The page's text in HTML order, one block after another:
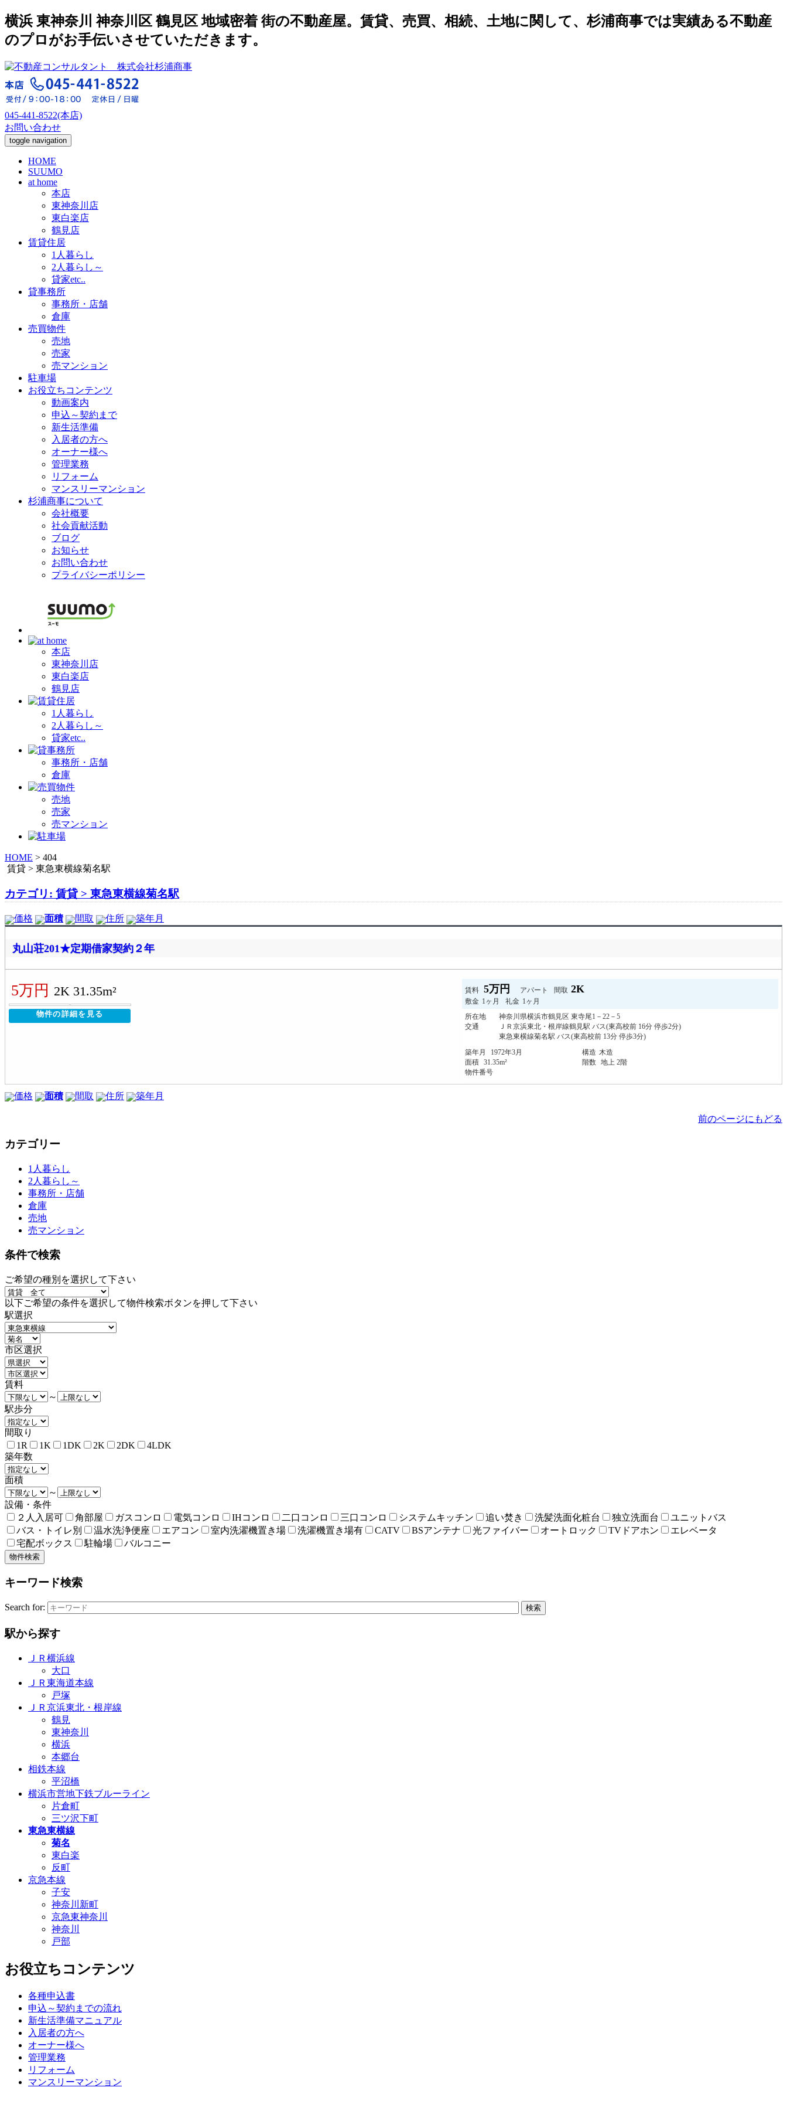
横浜 東神奈川 神奈川区 鶴見区 地域密着 街の不動産屋。賃貸、売買、相続、土地に関して、杉浦商事では実績ある不動産
のプロがお手伝いさせていただきます。
045-441-8522(本店)
お問い合わせ
toggle navigation
HOME
SUUMO
at home
本店
東神奈川店
東白楽店
鶴見店
賃貸住居
1人暮らし
2人暮らし～
貸家etc..
貸事務所
事務所・店舗
倉庫
売買物件
売地
売家
売マンション
駐車場
お役立ちコンテンツ
動画案内
申込～契約まで
新生活準備
入居者の方へ
オーナー様へ
管理業務
リフォーム
マンスリーマンション
杉浦商事について
会社概要
社会貢献活動
ブログ
お知らせ
お問い合わせ
プライバシーポリシー
本店
東神奈川店
東白楽店
鶴見店
1人暮らし
2人暮らし～
貸家etc..
事務所・店舗
倉庫
売地
売家
売マンション
HOME > 404
賃貸 > 東急東横線菊名駅
カテゴリ: 賃貸 > 東急東横線菊名駅
価格 面積 間取 住所 築年月
丸山荘201★定期借家契約２年
5万円 2K 31.35m²
物件の詳細を見る
賃料 5万円 アパート 間取 2K
敷金 1ヶ月 礼金 1ヶ月
所在地
神奈川県横浜市鶴見区 東寺尾1－22－5
交通
ＪＲ京浜東北・根岸線鶴見駅 バス(東高校前 16分 停歩2分)
東急東横線菊名駅 バス(東高校前 13分 停歩3分)
築年月
1972年3月 構造 木造
面積 31.35m² 階数 地上 2階
物件番号
価格 面積 間取 住所 築年月
前のページにもどる
カテゴリー
1人暮らし
2人暮らし～
事務所・店舗
倉庫
売地
売マンション
条件で検索
ご希望の種別を選択して下さい
以下ご希望の条件を選択して物件検索ボタンを押して下さい
駅選択
市区選択
賃料
～
駅歩分
間取り
1R
1K 1DK 2K 2DK
4LDK
築年数
面積
～
設備・条件
２人入居可
角部屋 ガスコンロ 電気コンロ IHコンロ 二口コンロ 三口コンロ システムキッチン 追い焚き 洗髪洗面化粧台 独立洗面台
ユニットバス
バス・トイレ別
温水洗浄便座 エアコン 室内洗濯機置き場 洗濯機置き場有 CATV BSアンテナ 光ファイバー オートロック TVドアホン
エレベータ
宅配ボックス
駐輪場 バルコニー
キーワード検索
Search for:
駅から探す
ＪＲ横浜線
大口
ＪＲ東海道本線
戸塚
ＪＲ京浜東北・根岸線
鶴見
東神奈川
横浜
本郷台
相鉄本線
平沼橋
横浜市営地下鉄ブルーライン
片倉町
三ツ沢下町
東急東横線
菊名
東白楽
反町
京急本線
子安
神奈川新町
京急東神奈川
神奈川
戸部
お役立ちコンテンツ
各種申込書
申込～契約までの流れ
新生活準備マニュアル
入居者の方へ
オーナー様へ
管理業務
リフォーム
マンスリーマンション